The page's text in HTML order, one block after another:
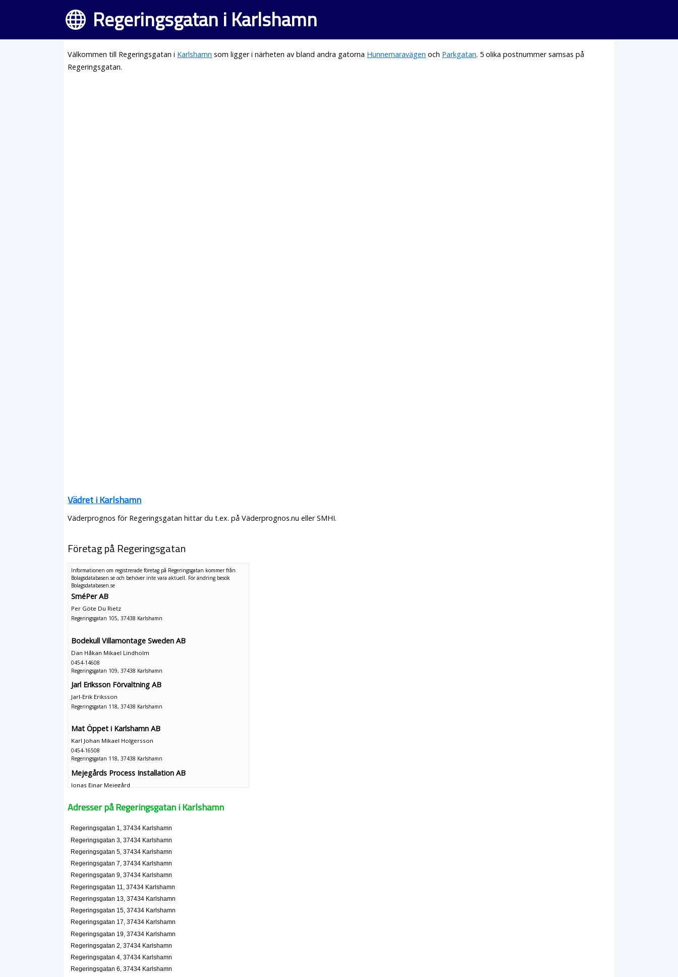
Regeringsgatan i Karlshamn
Välkommen till Regeringsgatan i Karlshamn som ligger i närheten av bland andra gatorna Hunnemaravägen och Parkgatan. 5 olika postnummer samsas på
Regeringsgatan.
Vädret i Karlshamn
Väderprognos för Regeringsgatan hittar du t.ex. på Väderprognos.nu eller SMHI.
Företag på Regeringsgatan
Informationen om registrerade företag på Regeringsgatan kommer från
Bolagsdatabasen.se och behöver inte vara aktuell. För ändring besök
Bolagsdatabasen.se
SméPer AB
Per Göte Du Rietz
Regeringsgatan 105, 37438 Karlshamn
Bodekull Villamontage Sweden AB
Dan Håkan Mikael Lindholm
0454-14608
Regeringsgatan 109, 37438 Karlshamn
Jarl Eriksson Förvaltning AB
Jarl-Erik Eriksson
Regeringsgatan 118, 37438 Karlshamn
Mat Öppet i Karlshamn AB
Karl Johan Mikael Holgersson
0454-16508
Regeringsgatan 118, 37438 Karlshamn
Mejegårds Process Installation AB
Jonas Einar Mejegård
Regeringsgatan 119 B, 37438 Karlshamn
Regeringsgatan 119 E, 37438 Karlshamn
Karlshamns Musiksällskap
Regeringsgatan 119c, 37438 Karlshamn
Regeringsgatan 121, 37439 Karlshamn
Anita Larsson
0454-51455
Regeringsgatan 124 1 Tr, 37438 Karlshamn
Erlandsson, Anna
0454-18353
Adresser på Regeringsgatan i Karlshamn
Regeringsgatan 1, 37434 Karlshamn
Regeringsgatan 3, 37434 Karlshamn
Regeringsgatan 5, 37434 Karlshamn
Regeringsgatan 7, 37434 Karlshamn
Regeringsgatan 9, 37434 Karlshamn
Regeringsgatan 11, 37434 Karlshamn
Regeringsgatan 13, 37434 Karlshamn
Regeringsgatan 15, 37434 Karlshamn
Regeringsgatan 17, 37434 Karlshamn
Regeringsgatan 19, 37434 Karlshamn
Regeringsgatan 2, 37434 Karlshamn
Regeringsgatan 4, 37434 Karlshamn
Regeringsgatan 6, 37434 Karlshamn